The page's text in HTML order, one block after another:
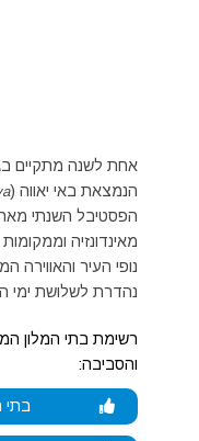
אחת לשנה מתקיים
הנמצאת באי יאווה (
הפסטיבל השנתי
מאינדונזיה
נופי העיר
נהדרת לשלושת ימי
רשימת בתי המלון
והסביבה:
בתי